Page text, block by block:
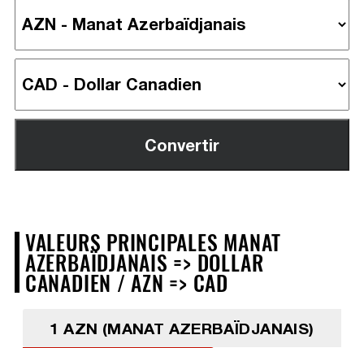
VALEURS PRINCIPALES MANAT
AZERBAÏDJANAIS => DOLLAR
CANADIEN / AZN => CAD
1 AZN (MANAT AZERBAÏDJANAIS)